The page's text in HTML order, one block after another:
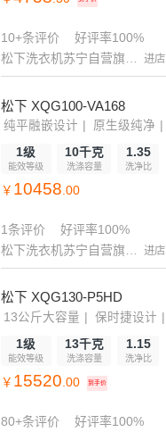
10+条评价
好评率100%
松下洗衣机苏宁自营旗舰店
进店
松下 XQG100-VA168
纯平融嵌设计 原生级纯净
1级
能效等级
10千克
洗涤容量
1.35
洗净比
￥ 10458 .00
1条评价
好评率100%
松下洗衣机苏宁自营旗舰店
进店
松下 XQG130-P5HD
13公斤大容量 保时捷设计
1级
能效等级
13千克
洗涤容量
1.15
洗净比
￥ 15520 .00 到手价
80+条评价
好评率100%